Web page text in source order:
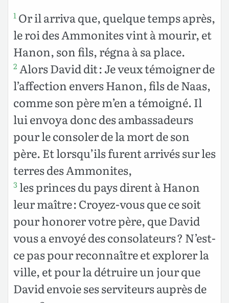
1 Or il arriva que, quelque temps après,
le roi des Ammonites vint à mourir, et
Hanon, son fils, régna à sa place.
2 Alors David dit : Je veux témoigner de
l’affection envers Hanon, fils de Naas,
comme son père m’en a témoigné. Il
lui envoya donc des ambassadeurs
pour le consoler de la mort de son
père. Et lorsqu’ils furent arrivés sur les
terres des Ammonites,
3 les princes du pays dirent à Hanon
leur maître : Croyez-vous que ce soit
pour honorer votre père, que David
vous a envoyé des consolateurs ? N’est-
ce pas pour reconnaître et explorer la
ville, et pour la détruire un jour que
David envoie ses serviteurs auprès de